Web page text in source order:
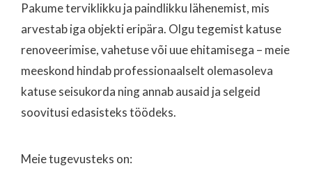
Mihkel R.
Pakume terviklikku ja paindlikku lähenemist, mis
arvestab iga objekti eripära. Olgu tegemist katuse
renoveerimise, vahetuse või uue ehitamisega – meie
meeskond hindab professionaalselt olemasoleva
katuse seisukorda ning annab ausaid ja selgeid
soovitusi edasisteks töödeks.
Meie tugevusteks on: